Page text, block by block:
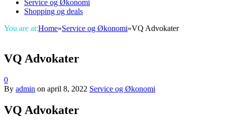
Service og Økonomi
Shopping og deals
You are at:Home»Service og Økonomi»VQ Advokater
VQ Advokater
0
By admin on april 8, 2022 Service og Økonomi
VQ Advokater